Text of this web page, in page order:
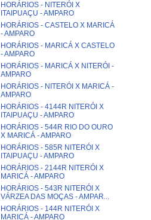
HORÁRIOS - NITERÓI X
ITAIPUAÇU - AMPARO
HORÁRIOS - CASTELO X MARICÁ
- AMPARO
HORÁRIOS - MARICÁ X CASTELO
- AMPARO
HORÁRIOS - MARICÁ X NITERÓI -
AMPARO
HORÁRIOS - NITERÓI X MARICÁ -
AMPARO
HORÁRIOS - 4144R NITERÓI X
ITAIPUAÇU - AMPARO
HORÁRIOS - 544R RIO DO OURO
X MARICÁ - AMPARO
HORÁRIOS - 585R NITERÓI X
ITAIPUAÇU - AMPARO
HORÁRIOS - 2144R NITERÓI X
MARICÁ - AMPARO
HORÁRIOS - 543R NITERÓI X
VÁRZEA DAS MOÇAS - AMPAR...
HORÁRIOS - 144R NITERÓI X
MARICÁ - AMPARO